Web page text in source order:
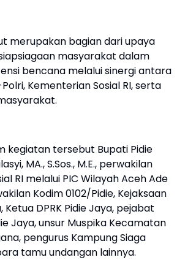
merupakan bagian dari upaya
masyarakat dalam
bencana melalui sinergi antara
Kementerian Sosial RI, serta
kegiatan tersebut Bupati Pidie
MA., S.Sos., M.E., perwakilan
RI melalui PIC Wilayah Aceh Ade
Kodim 0102/Pidie, Kejaksaan
Ketua DPRK Pidie Jaya, pejabat
Jaya, unsur Muspika Kecamatan
pengurus Kampung Siaga
tamu undangan lainnya.